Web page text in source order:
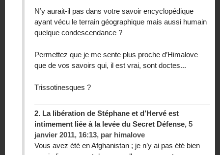
N’y aurait-il pas dans votre savoir encyclopédique
ayant vécu le terrain géographique mais aussi humain
quelque condescendance ?
Permettez que je me sente plus proche d’Himalove
que de vos savoirs qui, il est vrai, sont doctes...
Trissotinesques ?
2. La libération de Stéphane et d’Hervé est
intimement liée à la levée du Secret Défense, 5
janvier 2011, 16:13, par himalove
Vous avez été en Afghanistan ; je n’y ai pas été bien